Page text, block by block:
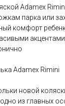
Adamex
парка или
комфорт
Adamex Rimini
новой
из главных